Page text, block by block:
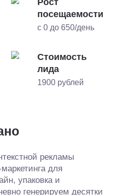
посещаемости
с 0 до 650/день
Стоимость
лида
1900 рублей
рекламы
для
упаковка и
генерируем десятки